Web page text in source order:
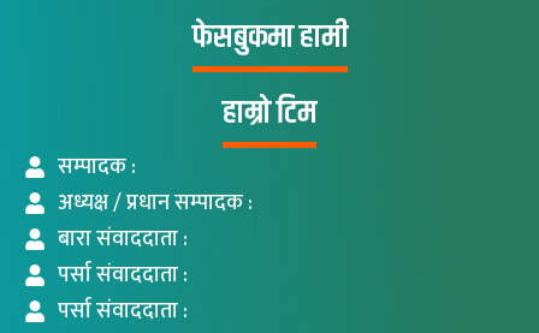
फेसबुकमा हामी
हाम्रो टिम
सम्पादक :
अध्यक्ष / प्रधान सम्पादक :
बारा संवाददाता :
पर्सा संवाददाता :
पर्सा संवाददाता :